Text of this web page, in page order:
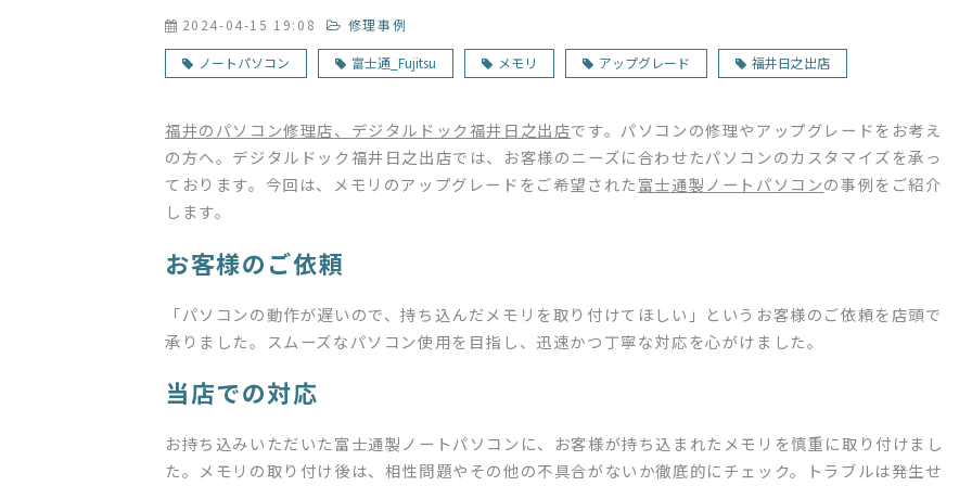
2024-04-15 19:08 修理事例
ノートパソコン 富士通_Fujitsu メモリ アップグレード 福井日之出店
福井のパソコン修理店、デジタルドック福井日之出店です。パソコンの修理やアップグレードをお考え
の方へ。デジタルドック福井日之出店では、お客様のニーズに合わせたパソコンのカスタマイズを承っ
ております。今回は、メモリのアップグレードをご希望された富士通製ノートパソコンの事例をご紹介
します。
お客様のご依頼
「パソコンの動作が遅いので、持ち込んだメモリを取り付けてほしい」というお客様のご依頼を店頭で
承りました。スムーズなパソコン使用を目指し、迅速かつ丁寧な対応を心がけました。
当店での対応
お持ち込みいただいた富士通製ノートパソコンに、お客様が持ち込まれたメモリを慎重に取り付けまし
た。メモリの取り付け後は、相性問題やその他の不具合がないか徹底的にチェック。トラブルは発生せ